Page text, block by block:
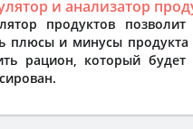
и анализатор
продуктов
плюсы и минусы
рацион, который будет